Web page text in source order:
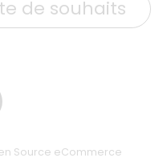
de souhaits
Source eCommerce